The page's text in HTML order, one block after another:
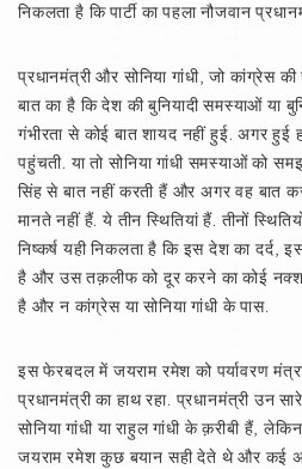
निकलता है कि पार्टी का पहला नौजवान
प्रधानमंत्री और सोनिया गांधी, जो कांग्रेस
बात का है कि देश की बुनियादी समस्याओं या
गंभीरता से कोई बात शायद नहीं हुई. अगर हुई
पहुंचती. या तो सोनिया गांधी समस्याओं को
सिंह से बात नहीं करती हैं और अगर वह बात
मानते नहीं हैं. ये तीन स्थितियां हैं. तीनों
निष्कर्ष यही निकलता है कि इस देश का दर्द,
है और उस तक़लीफ को दूर करने का कोई
है और न कांग्रेस या सोनिया गांधी के पास.
इस फेरबदल में जयराम रमेश को पर्यावरण
प्रधानमंत्री का हाथ रहा. प्रधानमंत्री उन
सोनिया गांधी या राहुल गांधी के क़रीबी हैं,
जयराम रमेश कुछ बयान सही देते थे और कई